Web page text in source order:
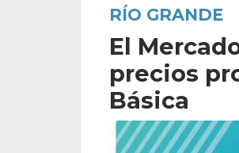
RÍO GRANDE
El
precios
Básica